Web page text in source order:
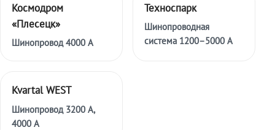
Космодром
«Плесецк»
Шинопровод 4000 А
Техноспарк
Шинопроводная
система 1200–5000 А
Kvartal WEST
Шинопровод 3200 А,
4000 А